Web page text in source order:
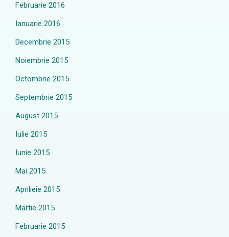
Februarie 2016
Ianuarie 2016
Decembrie 2015
Noiembrie 2015
Octombrie 2015
Septembrie 2015
August 2015
Iulie 2015
Iunie 2015
Mai 2015
Aprilieie 2015
Martie 2015
Februarie 2015